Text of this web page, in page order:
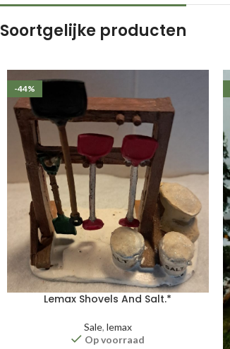
Soortgelijke producten
-44%
Lemax Shovels And Salt.*
Sale, lemax
Op voorraad